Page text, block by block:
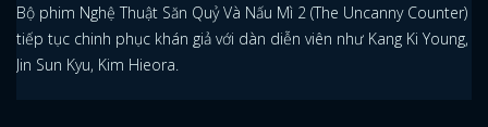
Bộ phim Nghệ Thuật Săn Quỷ Và Nấu Mì 2 (The Uncanny Counter)
tiếp tục chinh phục khán giả với dàn diễn viên như Kang Ki Young,
Jin Sun Kyu, Kim Hieora.